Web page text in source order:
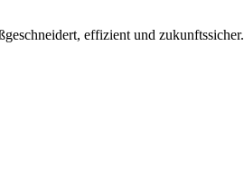
effizient und zukunftssicher.